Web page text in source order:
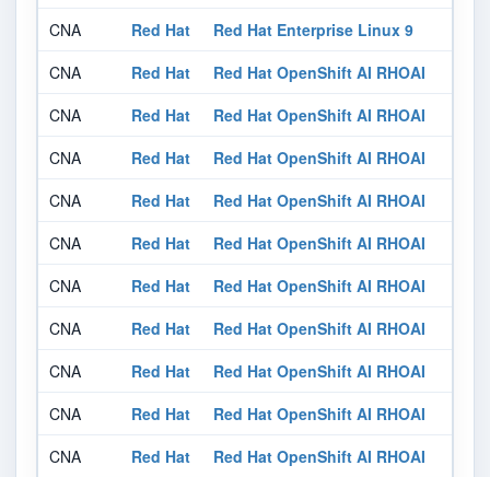
CNA
Red Hat
Red Hat Enterprise Linux 9
CNA
Red Hat
Red Hat OpenShift AI RHOAI
CNA
Red Hat
Red Hat OpenShift AI RHOAI
CNA
Red Hat
Red Hat OpenShift AI RHOAI
CNA
Red Hat
Red Hat OpenShift AI RHOAI
CNA
Red Hat
Red Hat OpenShift AI RHOAI
CNA
Red Hat
Red Hat OpenShift AI RHOAI
CNA
Red Hat
Red Hat OpenShift AI RHOAI
CNA
Red Hat
Red Hat OpenShift AI RHOAI
CNA
Red Hat
Red Hat OpenShift AI RHOAI
CNA
Red Hat
Red Hat OpenShift AI RHOAI